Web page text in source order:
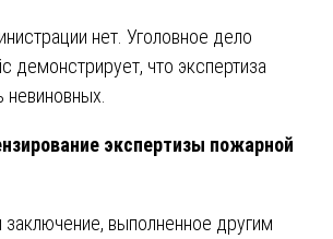
нет. Уголовное дело
демонстрирует, что экспертиза
экспертизы пожарной
заключение, выполненное другим